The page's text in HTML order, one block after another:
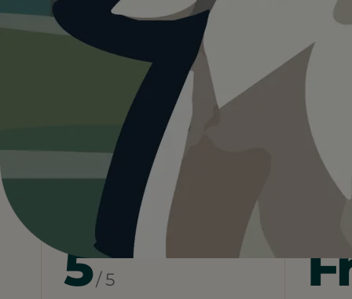
Österreich Wien Hundeauslaufzone
Heute istein guter Tag
30°C und sonnig. Schatten und Wasser
Wetterdaten: OpenWeatherMap
5/ 5